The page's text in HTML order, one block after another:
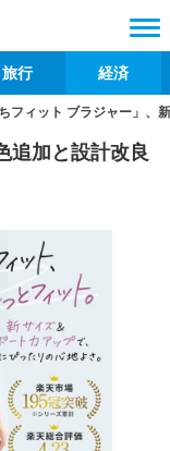
旅行 経済
ちフィット ブラジャー」、
追加と設計改良